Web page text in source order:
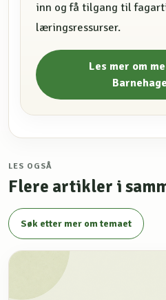
inn og få tilgang til
læringsressurser.
Les mer om
LES OGSÅ
Flere artikler i
Søk etter mer om temaet